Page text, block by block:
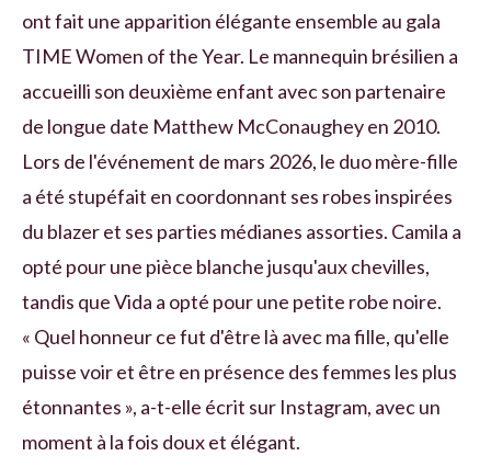
ont fait une apparition élégante ensemble au gala
TIME Women of the Year. Le mannequin brésilien a
accueilli son deuxième enfant avec son partenaire
de longue date Matthew McConaughey en 2010.
Lors de l'événement de mars 2026, le duo mère-fille
a été stupéfait en coordonnant ses robes inspirées
du blazer et ses parties médianes assorties. Camila a
opté pour une pièce blanche jusqu'aux chevilles,
tandis que Vida a opté pour une petite robe noire.
« Quel honneur ce fut d'être là avec ma fille, qu'elle
puisse voir et être en présence des femmes les plus
étonnantes », a-t-elle écrit sur Instagram, avec un
moment à la fois doux et élégant.